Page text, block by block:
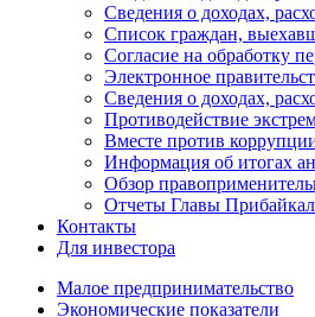
Сведения о доходах,
Список граждан,
Согласие на обработку
Электронное
Сведения о доходах,
Противодействие
Вместе против
Информация об итогах
Обзор
Отчеты Главы
Контакты
Для инвестора
Малое предпринимательство
Экономические показатели